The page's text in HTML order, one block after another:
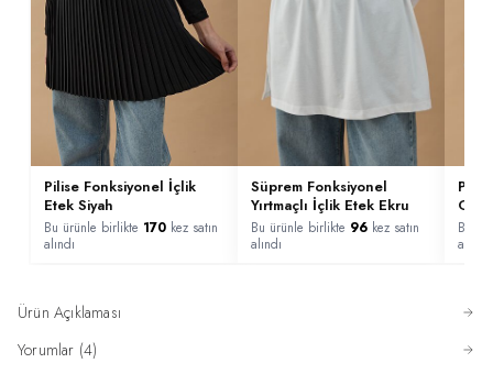
Pilise Fonksiyonel İçlik
Etek Siyah
Bu ürünle birlikte 170 kez satın
alındı
Süprem Fonksiyonel
Yırtmaçlı İçlik Etek Ekru
Bu ürünle birlikte 96 kez satın
alındı
Bu
alındı
Ürün Açıklaması
Yorumlar (4)